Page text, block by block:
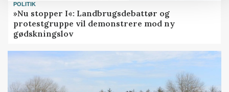
POLITIK
»Nu stopper I«: Landbrugsdebattør og
protestgruppe vil demonstrere mod ny
gødskningslov